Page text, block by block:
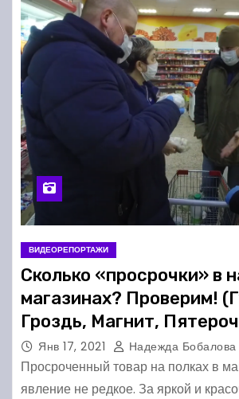
ВИДЕОРЕПОРТАЖИ
Сколько «просрочки» в
магазинах? Проверим!
Гроздь, Магнит,
Янв 17, 2021 Надежда Бобалова
Просроченный товар на полках в
явление не редкое. За яркой и